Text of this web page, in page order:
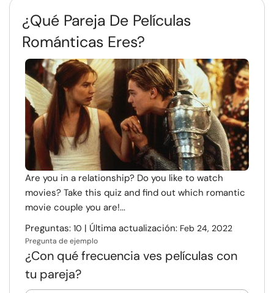
¿Qué Pareja De Películas
Románticas Eres?
Are you in a relationship? Do you like to watch
movies? Take this quiz and find out which romantic
movie couple you are!...
Preguntas: 10 | Última actualización: Feb 24, 2022
Pregunta de ejemplo
¿Con qué frecuencia ves películas con
tu pareja?